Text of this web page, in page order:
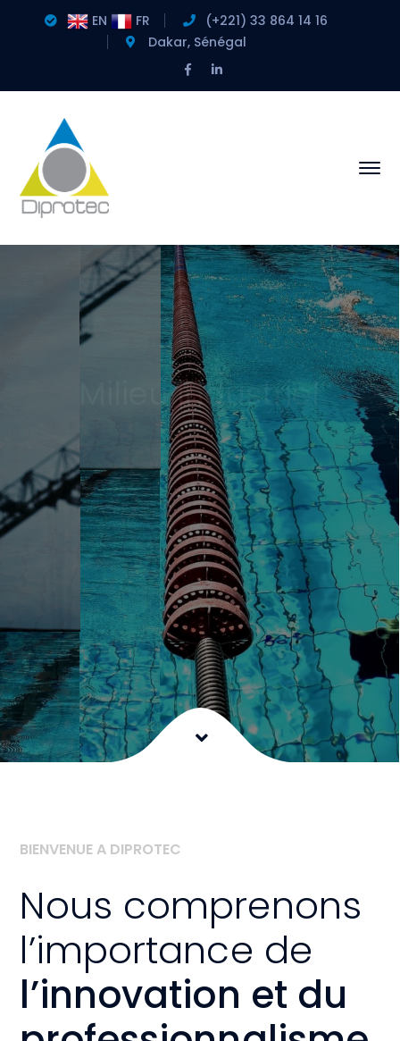
EN FR
(+221) ‎33 864 14 16
Dakar, Sénégal
Facebook
Profile
LinkedIn
Profile
BIENVENUE A DIPROTEC
Nous comprenons
l’importance de
l’innovation et du